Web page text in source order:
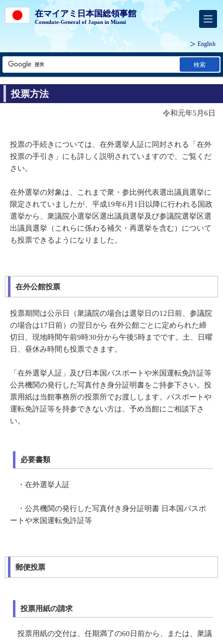
在マイアミ日本国総領事館
Consulate-General of Japan in Miami
English
検索
投票方法
令和元年5月6日
投票の手続きについては、在外選挙人証に同封される「在外
投票の手引き」にも詳しく説明されていますので、ご覧くだ
さい。
在外選挙の対象は、これまで衆・参比例代表選出議員選挙に
限定されていましたが、平成19年6月1日以降に行われる国政
選挙から、衆議院小選挙区選出議員選挙及び参議院選挙区選
出議員選挙（これらに係わる補欠・再選挙を含む）について
も投票できるようになりました。
在外公館投票
投票期間は公示日（衆議院の場合は選挙日の12日前、参議院
の場合は17日前）の翌日から 在外公館ごとに定められた締
切日、現地時間午前9時30分から午後5時までです。土、日曜
日、昼休み時間も投票できます。
「在外選挙人証」及び日本国パスポートや米国運転免許証等
公共機関の発行した写真付き身分証明書をご持参下さい。投
票用紙は当館事務所の投票所でお渡しします。パスポートや
運転免許証等を持参できない方は、予め当館にご相談下さ
い。
必要書類
・在外選挙人証
・公共機関の発行した写真付き身分証明書 日本国パスポ
ートや米国運転免許証等
郵便投票
投票用紙の請求
投票用紙の交付は、任期満了の60日前から、または、衆議